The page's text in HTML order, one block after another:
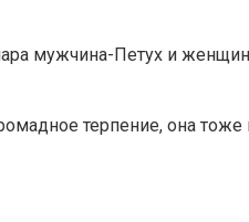
мужчина-Петух и
терпение, она